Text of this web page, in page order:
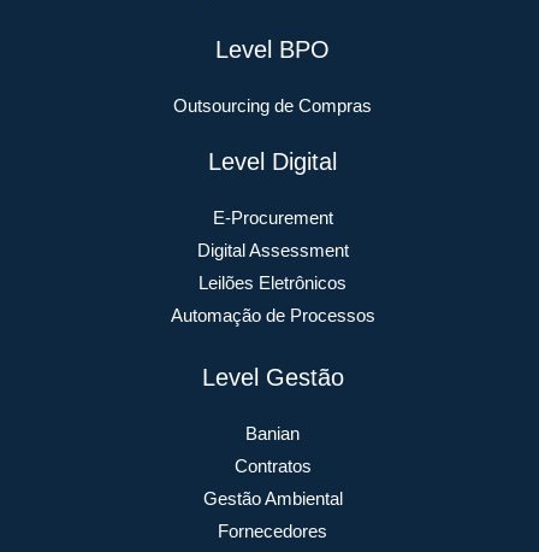
Level BPO
Outsourcing de Compras
Level Digital
E-Procurement
Digital Assessment
Leilões Eletrônicos
Automação de Processos
Level Gestão
Banian
Contratos
Gestão Ambiental
Fornecedores